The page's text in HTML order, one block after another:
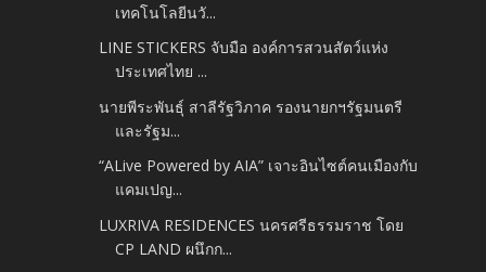
เทคโนโลยีนวั...
LINE STICKERS จับมือ องค์การสวนสัตว์แห่ง
ประเทศไทย ...
นายพีระพันธุ์ สาลีรัฐวิภาค รองนายกฯรัฐมนตรี
และรัฐม...
“ALive Powered by AIA” เจาะอินไซต์คนเมืองกับ
แคมเปญ...
LUXRIVA RESIDENCES นครศรีธรรมราช โดย
CP LAND ผนึกก...